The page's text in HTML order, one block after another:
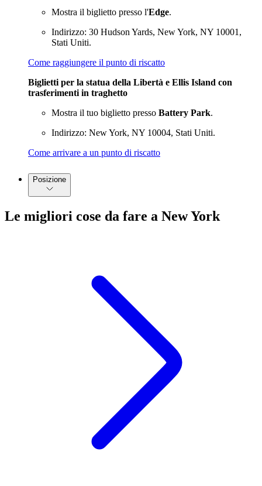
Mostra il biglietto presso l'Edge.
Indirizzo: 30 Hudson Yards, New York, NY 10001,
Stati Uniti.
Come raggiungere il punto di riscatto
Biglietti per la statua della Libertà e Ellis Island con
trasferimenti in traghetto
Mostra il tuo biglietto presso Battery Park.
Indirizzo: New York, NY 10004, Stati Uniti.
Come arrivare a un punto di riscatto
Posizione
Le migliori cose da fare a New York